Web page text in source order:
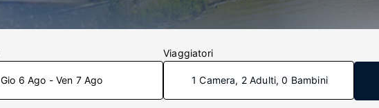
Gio 6 Ago - Ven 7 Ago
Viaggiatori
1 Camera, 2 Adulti, 0 Bambini